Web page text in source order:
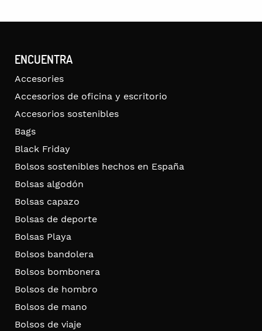
ENCUENTRA
Accesories
Accesorios de oficina y escritorio
Accesorios sostenibles
Bags
Black Friday
Bolsos sostenibles hechos en España
Bolsas algodón
Bolsas capazo
Bolsas de deporte
Bolsas Playa
Bolsos bandolera
Bolsos bombonera
Bolsos de hombro
Bolsos de mano
Bolsos de viaje